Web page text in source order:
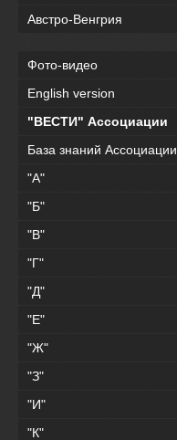
Австро-Венгрия
Фото-видео
English version
"ВЕСТИ" Ассоциации
База знаний Ассоциации
"А"
"Б"
"В"
"Г"
"Д"
"Е"
"Ж"
"З"
"И"
"К"